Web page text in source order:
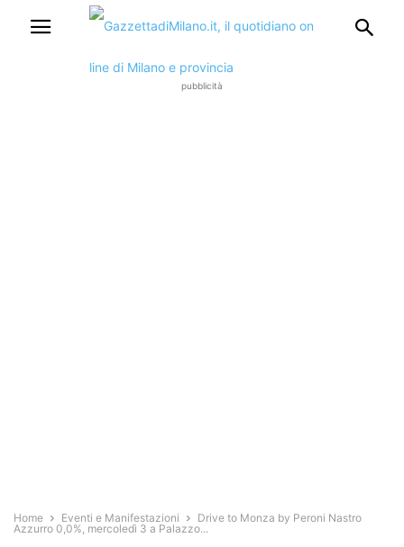
pubblicità
Home Eventi e Manifestazioni
Drive to Monza by Peroni Nastro
Azzurro 0,0%, mercoledì 3 a Palazzo...